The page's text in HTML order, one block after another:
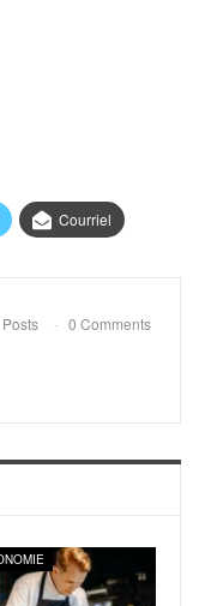
Courriel
0 Comments